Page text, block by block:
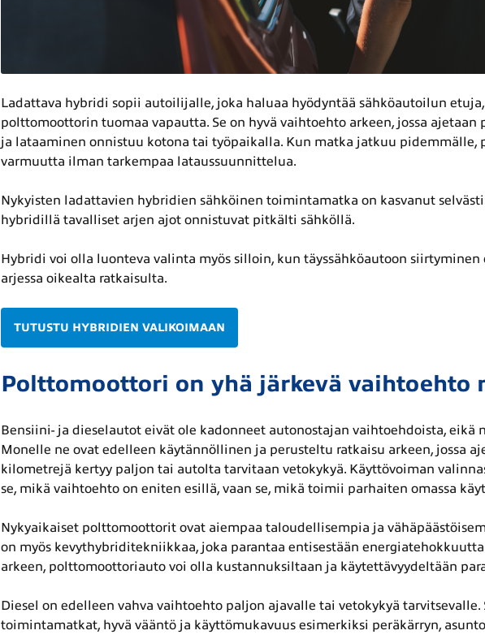
Ladattava hybridi sopii autoilijalle, joka haluaa hyödyntää sähköautoilun
polttomoottorin tuomaa vapautta. Se on hyvä vaihtoehto arkeen, jossa
ja lataaminen onnistuu kotona tai työpaikalla. Kun matka jatkuu pidemmälle,
varmuutta ilman tarkempaa lataussuunnittelua.
Nykyisten ladattavien hybridien sähköinen toimintamatka on kasvanut
hybridillä tavalliset arjen ajot onnistuvat pitkälti sähköllä.
Hybridi voi olla luonteva valinta myös silloin, kun täyssähköautoon siirtyminen
arjessa oikealta ratkaisulta.
TUTUSTU HYBRIDIEN VALIKOIMAAN
Polttomoottori on yhä järkevä vaihtoehto
Bensiini- ja dieselautot eivät ole kadonneet autonostajan vaihtoehdoista, eikä
Monelle ne ovat edelleen käytännöllinen ja perusteltu ratkaisu arkeen, jossa
kilometrejä kertyy paljon tai autolta tarvitaan vetokykyä. Käyttövoiman
se, mikä vaihtoehto on eniten esillä, vaan se, mikä toimii parhaiten omassa
Nykyaikaiset polttomoottorit ovat aiempaa taloudellisempia ja
on myös kevythybriditekniikkaa, joka parantaa entisestään
arkeen, polttomoottoriauto voi olla kustannuksiltaan ja käytettävyydeltään
Diesel on edelleen vahva vaihtoehto paljon ajavalle tai vetokykyä
toimintamatkat, hyvä vääntö ja käyttömukavuus esimerkiksi peräkärryn,